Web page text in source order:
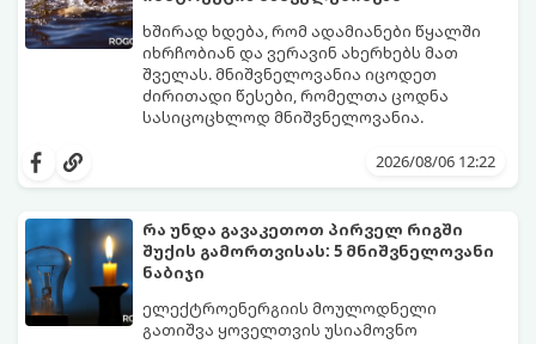
მომზადების რეცეპტს:
ხშირად ხდება, რომ ადამიანები წყალში
იხრჩობიან და ვერავინ ახერხებს მათ
შველას. მნიშვნელოვანია იცოდეთ
ძირითადი წესები, რომელთა ცოდნა
სასიცოცხლოდ მნიშვნელოვანია.
2026/08/06 12:22
რა უნდა გავაკეთოთ პირველ რიგში
შუქის გამორთვისას: 5 მნიშვნელოვანი
ნაბიჯი
ელექტროენერგიის მოულოდნელი
გათიშვა ყოველთვის უსიამოვნო